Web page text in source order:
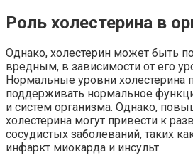
Роль холестерина в
Однако, холестерин может быть
вредным, в зависимости от его
Нормальные уровни холестерина
поддерживать нормальное
и систем организма. Однако,
холестерина могут привести к
сосудистых заболеваний, таких
инфаркт миокарда и инсульт.